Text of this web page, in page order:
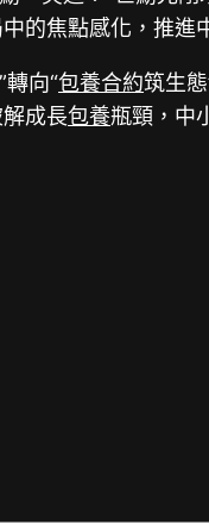
的焦點感化，推
轉向“包養合約筑生
成長包養瓶頸，中